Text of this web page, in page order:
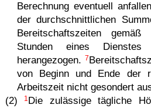
Berechnung eventuell
der durchschnittlichen
Bereitschaftszeiten
Stunden eines
herangezogen. 7
von Beginn und Ende der
Arbeitszeit nicht gesondert
(2)
1 Die zulässige tägliche